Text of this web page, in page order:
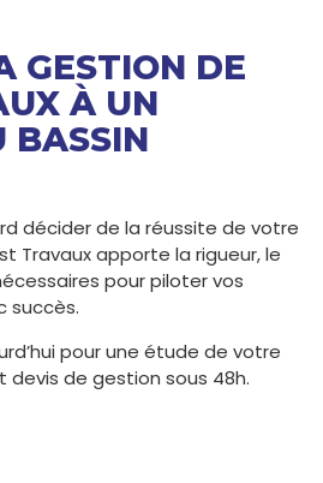
GESTION DE
À UN
BASSIN
décider de la réussite de votre
Travaux apporte la rigueur, le
pour piloter vos
succès.
pour une étude de votre
devis de gestion sous 48h.